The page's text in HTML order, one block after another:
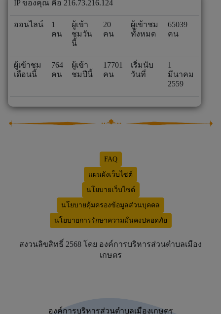
IP ของคุณ คือ 216.73.216.124
ออนไลน์
1
คน
ผู้เข้า
ชมวัน
นี้
20
คน
ผู้เข้าชม
ทั้งหมด
65039
คน
ผู้เข้าชม
เดือนนี้
764
คน
ผู้เข้า
ชมปีนี้
17701
คน
เริ่มนับ
วันที่
1
มีนาคม
2559
FAQ
แผนผังเว็บไซต์
นโยบายเว็บไซต์
นโยบายคุ้มครองข้อมูลส่วนบุคคล
นโยบายการรักษาความมั่นคงปลอดภัย
สงวนลิขสิทธิ์ 2568 โดย องค์การบริหารส่วนตำบลเมือง
เกษตร